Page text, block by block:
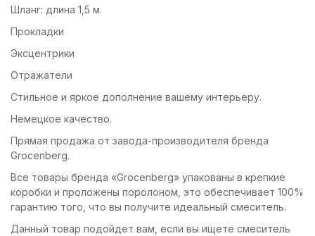
Шланг: длина 1,5 м.
Прокладки
Эксцентрики
Отражатели
Стильное и яркое дополнение вашему интерьеру.
Немецкое качество.
Прямая продажа от завода-производителя бренда
Grocenberg.
Все товары бренда «Grocenberg» упакованы в крепкие
коробки и проложены поролоном, это обеспечивает 100%
гарантию того, что вы получите идеальный смеситель.
Данный товар подойдет вам, если вы ищете смеситель